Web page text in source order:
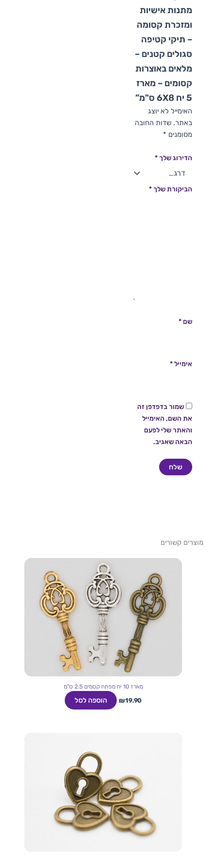
מתנות אישיות
ומזכרת קסומה
– תיקי קטיפה
סגולים קטנים –
מלאים באוצרות
קסומים – מארז
5 יח 6X8 ס"מ”
האימייל לא יוצג
באתר. שדות החובה
מסומנים *
הדירוג שלך*
הביקורת שלך*
שם *
אימייל*
שמור בדפדפן זה
את השם, האימייל
והאתר שלי לפעם
הבאה שאגיב.
מוצרים קשורים
מארז 10 יח מפתח קסמים 2.5 ס"מ
₪19.90 הוספה לסל